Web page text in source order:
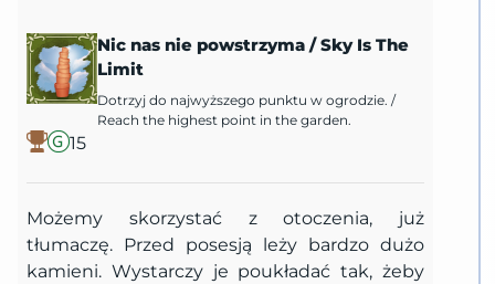
15
Nic nas nie powstrzyma /Sky Is The
Limit
Dotrzyj do najwyższego punktu w ogrodzie. /
Reach the highest point in the garden.
Możemy skorzystać z otoczenia, już
tłumaczę. Przed posesją leży bardzo dużo
kamieni. Wystarczy je poukładać tak, żeby